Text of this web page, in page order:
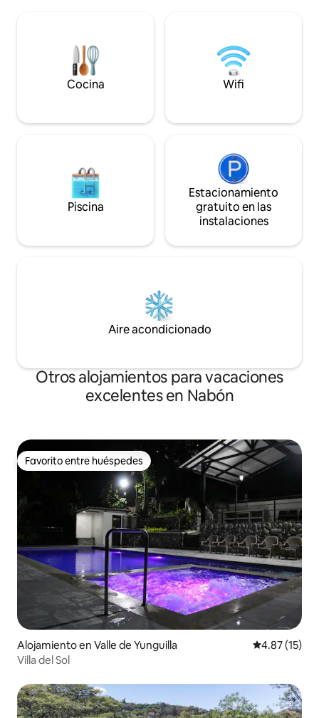
deliciosa comida. Dentro de la quinta
cuenta con habitaciones y una Sala con
cómodos sofás
plataforma, es de
Costo adicional
Cocina Wifi
Piscina
Estacionamiento
gratuito en las
instalaciones
Aire acondicionado
Otros alojamientos para vacaciones
excelentes en Nabón
Favorito entre huéspedes
Favorito entre huéspedes
Alojamiento en Valle de Yunguilla Calificación
4.87 (15)
Villa del Sol